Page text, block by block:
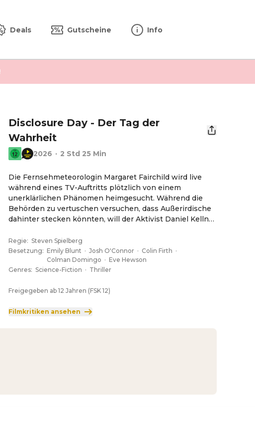
Deals Gutscheine Info
Disclosure Day - Der Tag der
Wahrheit
2026 · 2 Std 25 Min
Die Fernsehmeteorologin Margaret Fairchild wird live
während eines TV-Auftritts plötzlich von einem
unerklärlichen Phänomen heimgesucht. Während die
Behörden zu vertuschen versuchen, dass Außerirdische
dahinter stecken könnten, will der Aktivist Daniel Kellner
informieren.
Regie: Steven Spielberg
Besetzung: Emily Blunt · Josh O'Connor · Colin Firth ·
Colman Domingo · Eve Hewson
Genres: Science-Fiction · Thriller
Freigegeben ab 12 Jahren (FSK 12)
Filmkritiken ansehen